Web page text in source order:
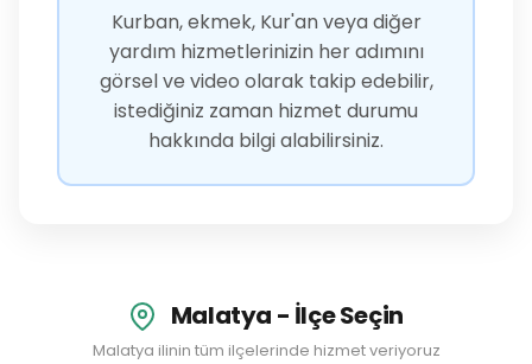
Kurban, ekmek, Kur'an veya diğer
yardım hizmetlerinizin her adımını
görsel ve video olarak takip edebilir,
istediğiniz zaman hizmet durumu
hakkında bilgi alabilirsiniz.
Malatya - İlçe Seçin
Malatya ilinin tüm ilçelerinde hizmet veriyoruz